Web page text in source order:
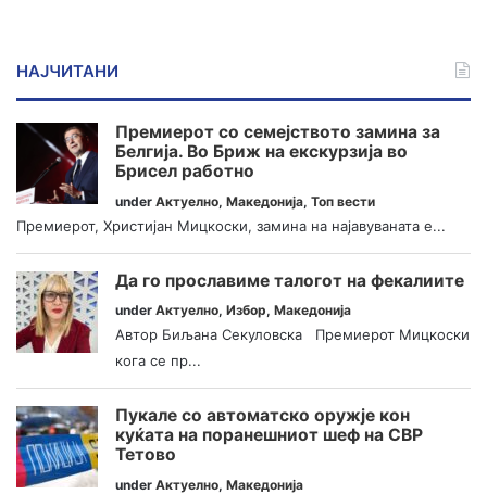
НАЈЧИТАНИ
Премиерот со семејството замина за
Белгија. Во Бриж на екскурзија во
Брисел работно
under Актуелно, Македонија, Топ вести
Премиерот, Христијан Мицкоски, замина на најавуваната е...
Да го прославиме талогот на фекалиите
under Актуелно, Избор, Македонија
Автор Биљана Секуловска Премиерот Мицкоски
кога се пр...
Пукале со автоматско оружје кон
куќата на поранешниот шеф на СВР
Тетово
under Актуелно, Македонија